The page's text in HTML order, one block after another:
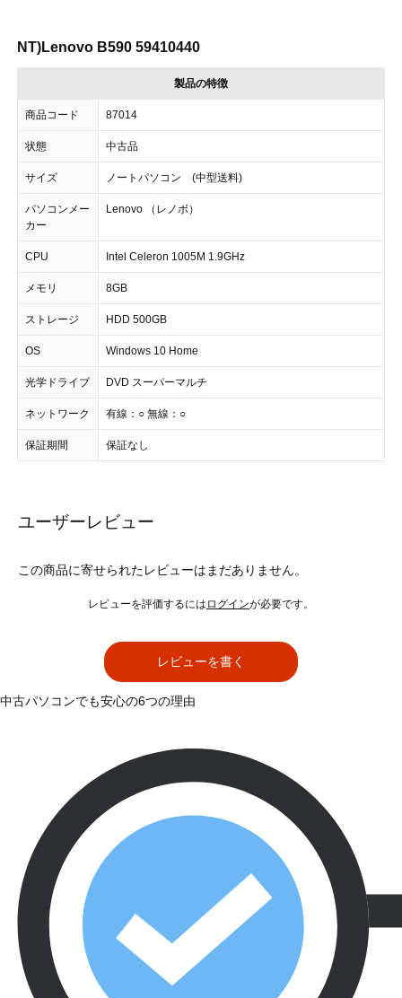
NT)Lenovo B590 59410440
製品の特徴
商品コード 87014
状態 中古品
サイズ ノートパソコン (中型送料)
パソコンメー
カー
Lenovo （レノボ）
CPU Intel Celeron 1005M 1.9GHz
メモリ 8GB
ストレージ HDD 500GB
OS Windows 10 Home
光学ドライブ DVD スーパーマルチ
ネットワーク 有線：○ 無線：○
保証期間 保証なし
ユーザーレビュー
この商品に寄せられたレビューはまだありません。
レビューを評価するには ログインが必要です。
レビューを書く
中古パソコンでも安心の6つの理由